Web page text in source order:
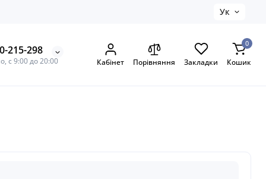
Ук
215-298
с 9:00 до 20:00 Кабінет Порівняння Закладки
0
Кошик